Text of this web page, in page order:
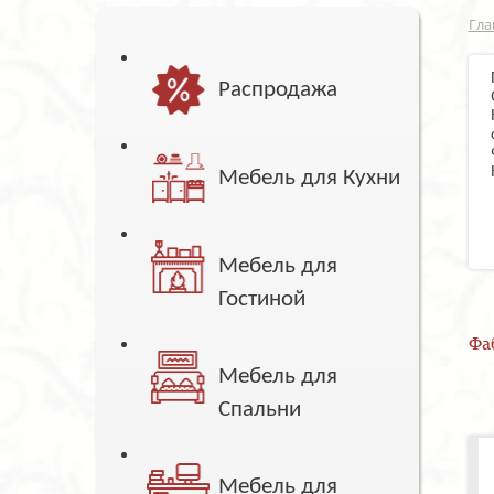
Распродажа
Мебель для Кухни
Мебель для
Гостиной
Мебель для
Спальни
Мебель для